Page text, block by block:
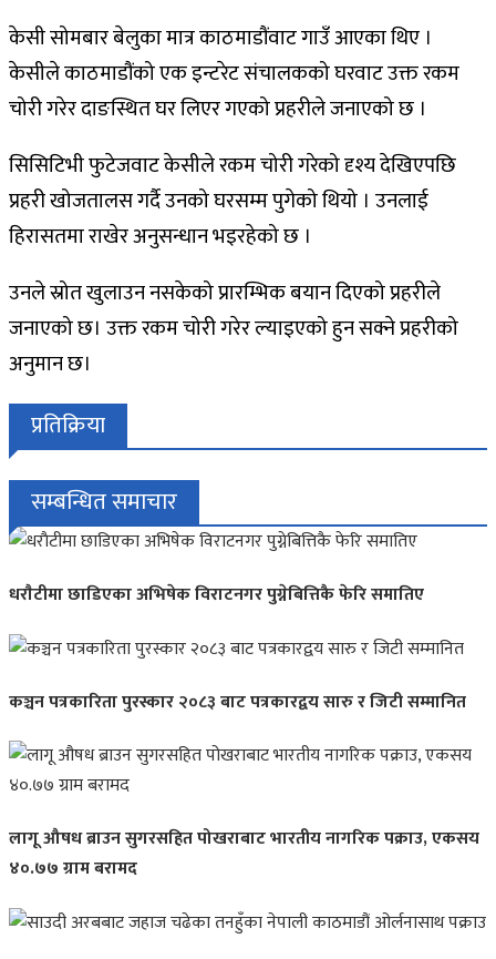
केसी सोमबार बेलुका मात्र काठमाडौंवाट गाउँ आएका थिए ।
केसीले काठमाडौंको एक इन्टरेट संचालकको घरवाट उक्त रकम
चोरी गरेर दाङस्थित घर लिएर गएको प्रहरीले जनाएको छ ।
सिसिटिभी फुटेजवाट केसीले रकम चोरी गरेको दृश्य देखिएपछि
प्रहरी खोजतालस गर्दै उनको घरसम्म पुगेको थियो । उनलाई
हिरासतमा राखेर अनुसन्धान भइरहेको छ ।
उनले स्रोत खुलाउन नसकेको प्रारम्भिक बयान दिएको प्रहरीले
जनाएको छ। उक्त रकम चोरी गरेर ल्याइएको हुन सक्ने प्रहरीको
अनुमान छ।
प्रतिक्रिया
सम्बन्धित समाचार
धराैटीमा छाडिएका अभिषेक विराटनगर पुग्नेबित्तिकै फेरि समातिए
कञ्चन पत्रकारिता पुरस्कार २०८३ बाट पत्रकारद्वय सारु र जिटी सम्मानित
लागू औषध ब्राउन सुगरसहित पोखराबाट भारतीय नागरिक पक्राउ, एकसय
४०.७७ ग्राम बरामद